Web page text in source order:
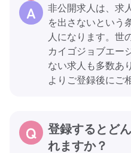
非公開求人は、求
を出さないという
人になります。世
カイゴジョブエー
ない求人も多数あ
よりご登録後にご
登録するとど
れますか？